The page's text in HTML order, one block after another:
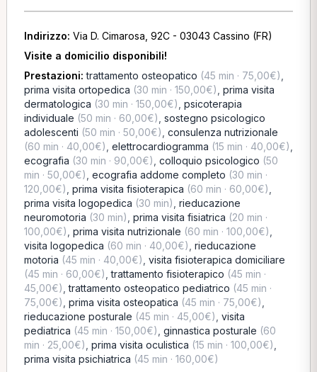
Indirizzo: Via D. Cimarosa, 92C - 03043 Cassino (FR)
Visite a domicilio disponibili!
Prestazioni:trattamento osteopatico (45 min · 75,00€)
prima visita ortopedica (30 min · 150,00€) prima visita
dermatologica (30 min · 150,00€) psicoterapia
individuale (50 min · 60,00€) sostegno psicologico
adolescenti (50 min · 50,00€) consulenza nutrizionale
(60 min · 40,00€) elettrocardiogramma (15 min · 40,00€)
ecografia (30 min · 90,00€) colloquio psicologico (50
min · 50,00€) ecografia addome completo (30 min ·
120,00€) prima visita fisioterapica (60 min · 60,00€)
prima visita logopedica (30 min) rieducazione
neuromotoria (30 min) prima visita fisiatrica (20 min ·
100,00€) prima visita nutrizionale (60 min · 100,00€)
visita logopedica (60 min · 40,00€) rieducazione
motoria (45 min · 40,00€) visita fisioterapica domiciliare
(45 min · 60,00€) ,trattamento fisioterapico (45 min ·
45,00€) ,trattamento osteopatico pediatrico (45 min ·
75,00€) prima visita osteopatica (45 min · 75,00€)
rieducazione posturale (45 min · 45,00€) visita
pediatrica (45 min · 150,00€) ginnastica posturale (60
min · 25,00€) prima visita oculistica (15 min · 100,00€)
prima visita psichiatrica (45 min · 160,00€)